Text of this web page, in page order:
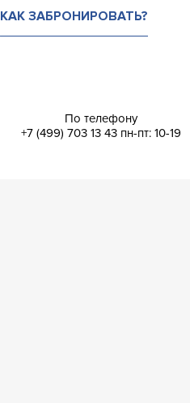
КАК ЗАБРОНИРОВАТЬ?
По телефону
+7 (499) 703 13 43 пн-пт: 10-19